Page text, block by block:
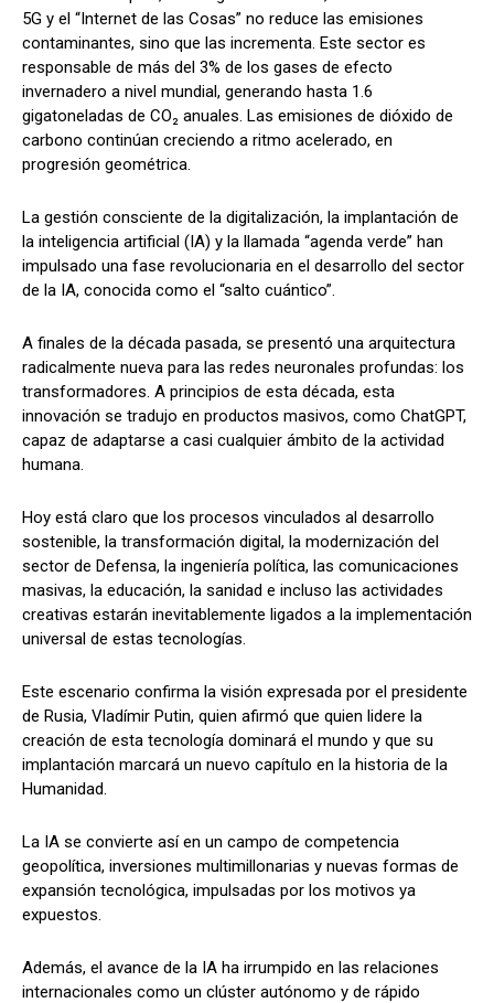
5G y el “Internet de las Cosas” no reduce las emisiones
contaminantes, sino que las incrementa. Este sector es
responsable de más del 3% de los gases de efecto
invernadero a nivel mundial, generando hasta 1.6
gigatoneladas de CO₂ anuales. Las emisiones de dióxido de
carbono continúan creciendo a ritmo acelerado, en
progresión geométrica.
La gestión consciente de la digitalización, la implantación de
la inteligencia artificial (IA) y la llamada “agenda verde” han
impulsado una fase revolucionaria en el desarrollo del sector
de la IA, conocida como el “salto cuántico”.
A finales de la década pasada, se presentó una arquitectura
radicalmente nueva para las redes neuronales profundas: los
transformadores. A principios de esta década, esta
innovación se tradujo en productos masivos, como ChatGPT,
capaz de adaptarse a casi cualquier ámbito de la actividad
humana.
Hoy está claro que los procesos vinculados al desarrollo
sostenible, la transformación digital, la modernización del
sector de Defensa, la ingeniería política, las comunicaciones
masivas, la educación, la sanidad e incluso las actividades
creativas estarán inevitablemente ligados a la implementación
universal de estas tecnologías.
Este escenario confirma la visión expresada por el presidente
de Rusia, Vladímir Putin, quien afirmó que quien lidere la
creación de esta tecnología dominará el mundo y que su
implantación marcará un nuevo capítulo en la historia de la
Humanidad.
La IA se convierte así en un campo de competencia
geopolítica, inversiones multimillonarias y nuevas formas de
expansión tecnológica, impulsadas por los motivos ya
expuestos.
Además, el avance de la IA ha irrumpido en las relaciones
internacionales como un clúster autónomo y de rápido